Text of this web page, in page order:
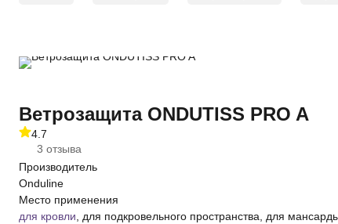
Ветрозащита ONDUTISS PRO A
4.7
3 отзыва
Производитель
Onduline
Место применения
для кровли , для подкровельного пространства, для